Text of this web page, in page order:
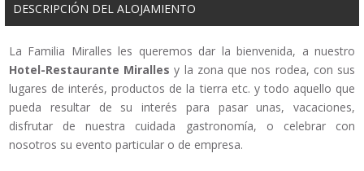
DESCRIPCIÓN DEL ALOJAMIENTO
La Familia Miralles les queremos dar la bienvenida, a nuestro
Hotel-Restaurante Miralles y la zona que nos rodea, con sus
lugares de interés, productos de la tierra etc. y todo aquello que
pueda resultar de su interés para pasar unas, vacaciones,
disfrutar de nuestra cuidada gastronomía, o celebrar con
nosotros su evento particular o de empresa.